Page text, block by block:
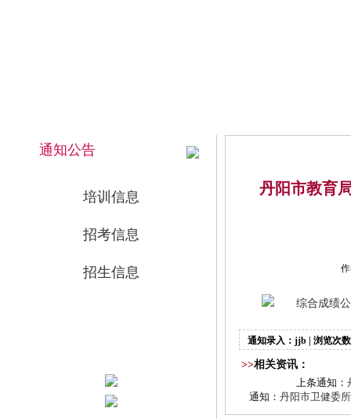
通知公告
培训信息
招考信息
招生信息
丹阳市教育
综合成绩
通知录入：jjb | 浏览次数
>>相关资讯：
上条通知：
通知： 丹阳市卫健委